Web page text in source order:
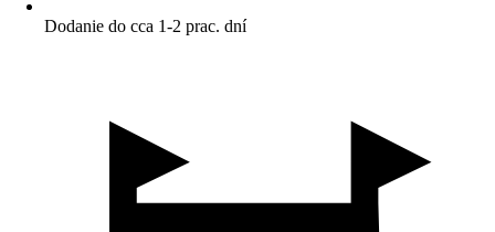
Dodanie do cca 1-2 prac. dní